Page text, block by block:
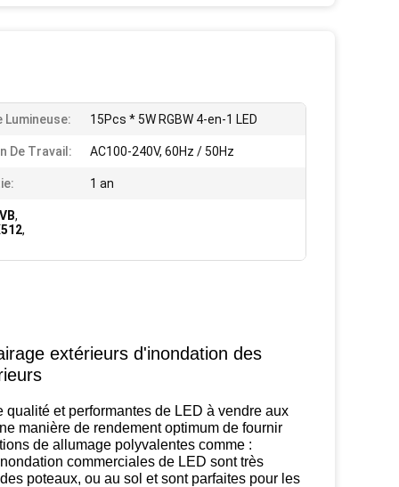
Lumineuse: 15Pcs * 5W RGBW 4-en-1 LED
De Travail: AC100-240V, 60Hz / 50Hz
1 an
,
,
extérieurs d'inondation des
et performantes de LED à vendre aux
manière de rendement optimum de fournir
de allumage polyvalentes comme :
commerciales de LED sont très
poteaux, ou au sol et sont parfaites pour les